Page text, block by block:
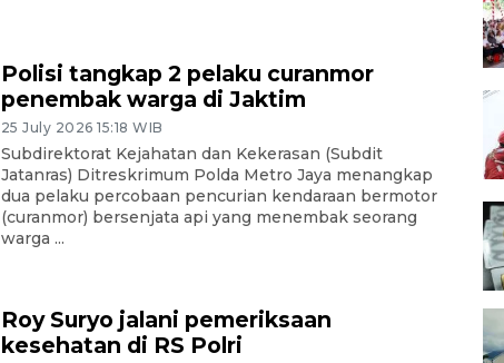
Polisi tangkap 2 pelaku curanmor
penembak warga di Jaktim
25 July 2026 15:18 WIB
Subdirektorat Kejahatan dan Kekerasan (Subdit
Jatanras) Ditreskrimum Polda Metro Jaya menangkap
dua pelaku percobaan pencurian kendaraan bermotor
(curanmor) bersenjata api yang menembak seorang
warga ...
Roy Suryo jalani pemeriksaan
kesehatan di RS Polri